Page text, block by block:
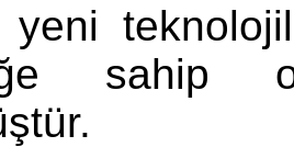
yeni
sahip